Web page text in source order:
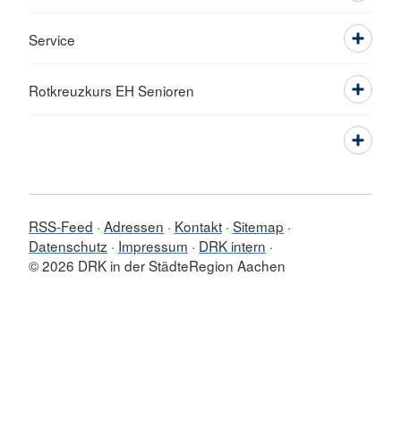
Service
Rotkreuzkurs EH Senioren
RSS-Feed Adressen Kontakt Sitemap
Datenschutz
Impressum
DRK intern
© 2026 DRK in der StädteRegion Aachen